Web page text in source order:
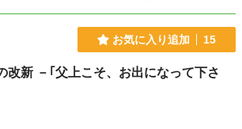
お気に入り追加 15
改新 －｢父上こそ、お出になって下さ